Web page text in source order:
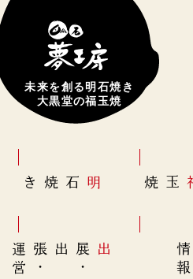
未来を創る明石焼き
大黒堂の福玉焼
明石焼き 福玉焼
出展
・
出張
・
運
営 報